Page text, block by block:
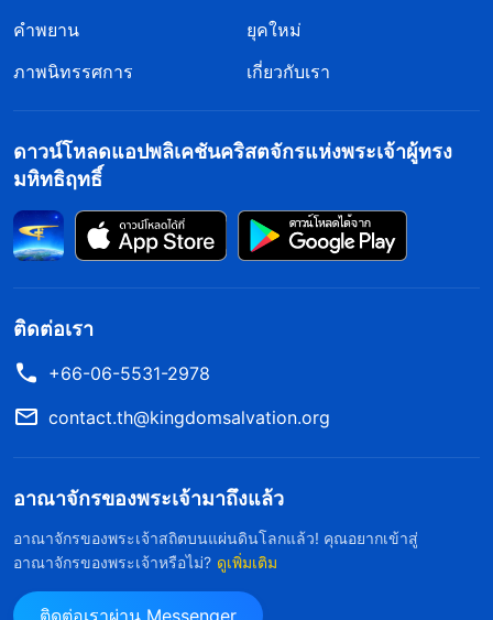
พอเผชิญหน้ากับพี่น้องหญิงคู่นี้ฉันก็ไม่สามารถทำใจให้
สงบได้ มันรู้สึกประดังประเดไปหมด ฉันรู้ว่าการ
สามัคคีธรรมว่าพระเจ้าทรงกลับมาเป็นมนุษย์นั้น ช่าง
สามารถตั้งคำถามกับพวกเธอได้นี่ ฉันเลยถามพวกเธอ
คัมภีร์เขียนไว้อย่างชัดเจนว่า ‘ชาวกาลิลีเอ๋ย ทำไมพวก
ท่านถึงยืนจ้องมองฟ้าสวรรค์? พระเยซูองค์นี้ที่ทรงรับ
ไปจากท่านทั้งหลายขึ้นไปยังสวรรค์นั้น จะเสด็จมาอีก
ไปยังสวรรค์นั้น’
(กิจการ 1:11)
กายวิญญาณขององค์พระ
พระองค์ ดังนั้นถ้าพระองค์ทรงกลับมา ก็ควรเป็นกาย
วิญญาณของพระองค์เสด็จกลับลงมาบนก้อนเมฆสิ คุณ
คำพยาน
ยุคใหม่
ภาพนิทรรศการ
เกี่ยวกับเรา
ดาวน์โหลดแอปพลิเคชันคริสตจักรแห่งพระเจ้าผู้ทรง
มหิทธิฤทธิ์
ติดต่อเรา
+66-06-5531-2978
contact.th@kingdomsalvation.org
อาณาจักรของพระเจ้ามาถึงแล้ว
อาณาจักรของพระเจ้าสถิตบนแผ่นดินโลกแล้ว! คุณอยากเข้าสู่
อาณาจักรของพระเจ้าหรือไม่? ดูเพิ่มเติม
ติดต่อเราผ่าน Messenger